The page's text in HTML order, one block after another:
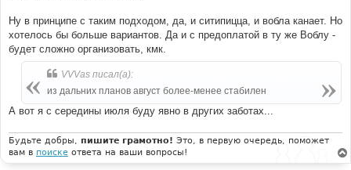
Ну в принципе с таким подходом, да, и ситипицца, и вобла канает. Но
хотелось бы больше вариантов. Да и с предоплатой в ту же Воблу -
будет сложно организовать, кмк.
VVVas писал(а):
из дальних планов август более-менее стабилен
А вот я с середины июля буду явно в других заботах...
Будьте добры, пишите грамотно! Это, в первую очередь, поможет
вам в поиске ответа на ваши вопросы!